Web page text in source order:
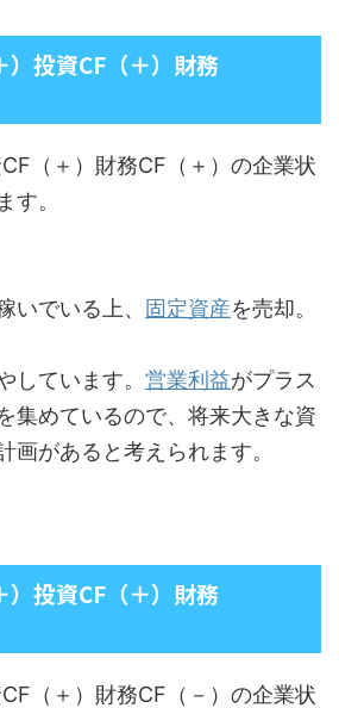
投資CF（＋）財務
（＋）財務CF（＋）の企業状
す。
いでいる上、 固定資産を売却。
しています。 営業利益がプラス
集めているので、将来大きな資
画があると考えられます。
投資CF（＋）財務
（＋）財務CF（－）の企業状